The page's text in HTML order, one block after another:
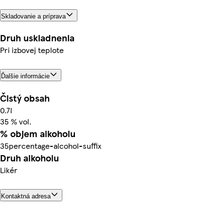
Skladovanie a príprava
Druh uskladnenia
Pri izbovej teplote
Ďalšie informácie
Čistý obsah
0.7l
35 % vol.
% objem alkoholu
35percentage-alcohol-suffix
Druh alkoholu
Likér
Kontaktná adresa